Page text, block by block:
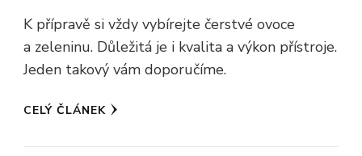
K přípravě si vždy vybírejte čerstvé ovoce
a zeleninu. Důležitá je i kvalita a výkon přístroje.
Jeden takový vám doporučíme.
CELÝ ČLÁNEK